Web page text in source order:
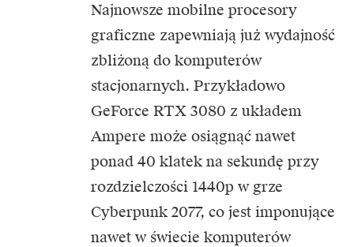
Najnowsze mobilne procesory
graficzne zapewniają już wydajność
zbliżoną do komputerów
stacjonarnych. Przykładowo
GeForce RTX 3080 z układem
Ampere może osiągnąć nawet
ponad 40 klatek na sekundę przy
rozdzielczości 1440p w grze
Cyberpunk 2077, co jest imponujące
nawet w świecie komputerów